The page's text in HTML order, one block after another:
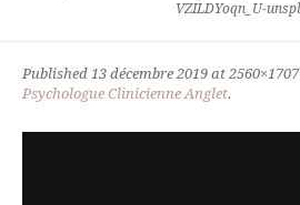
VZILDYoqn_U-
Published 13 décembre 2019 at
Psychologue Clinicienne Anglet.